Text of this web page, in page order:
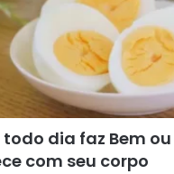
dia faz Bem ou
com seu corpo